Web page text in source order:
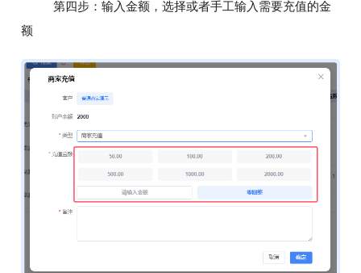
第四步：输入金额，选择或者手工输入需要充值的金
额